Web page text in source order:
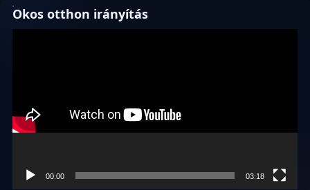
Okos otthon irányítás
00:00 03:18